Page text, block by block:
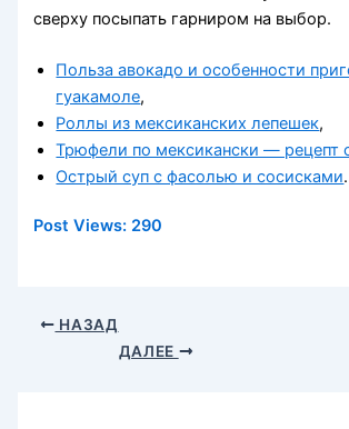
сверху посыпать гарниром на выбор.
Польза авокадо и особенности
гуакамоле,
Роллы из мексиканских лепешек,
Трюфели по мексикански — рецепт
Острый суп с фасолью и сосисками.
Post Views: 290
НАЗАД
ДАЛЕЕ